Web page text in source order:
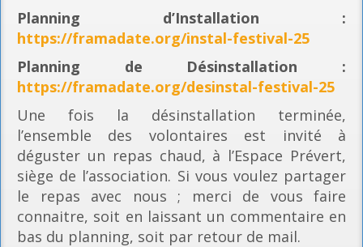
Planning d’Installation :
https://framadate.org/instal-festival-25
Planning de Désinstallation :
https://framadate.org/desinstal-festival-25
Une fois la désinstallation terminée,
l’ensemble des volontaires est invité à
déguster un repas chaud, à l’Espace Prévert,
siège de l’association. Si vous voulez partager
le repas avec nous ; merci de vous faire
connaitre, soit en laissant un commentaire en
bas du planning, soit par retour de mail.